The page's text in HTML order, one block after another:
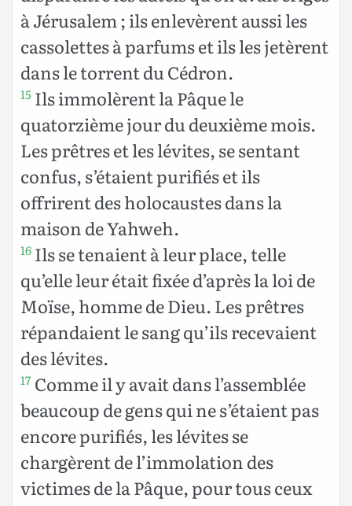
à Jérusalem ; ils enlevèrent aussi les
cassolettes à parfums et ils les jetèrent
dans le torrent du Cédron.
15 Ils immolèrent la Pâque le
quatorzième jour du deuxième mois.
Les prêtres et les lévites, se sentant
confus, s’étaient purifiés et ils
offrirent des holocaustes dans la
maison de Yahweh.
16 Ils se tenaient à leur place, telle
qu’elle leur était fixée d’après la loi de
Moïse, homme de Dieu. Les prêtres
répandaient le sang qu’ils recevaient
des lévites.
17 Comme il y avait dans l’assemblée
beaucoup de gens qui ne s’étaient pas
encore purifiés, les lévites se
chargèrent de l’immolation des
victimes de la Pâque, pour tous ceux